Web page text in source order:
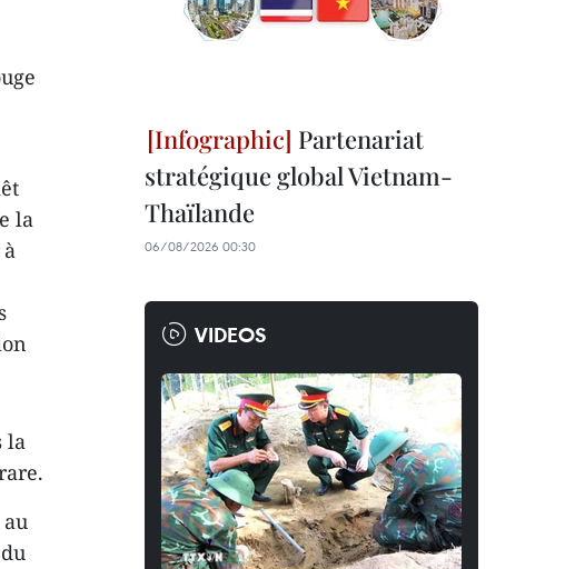
la
la
Partenariat
stratégique global Vietnam-
Thaïlande
06/08/2026 00:30
VIDEOS